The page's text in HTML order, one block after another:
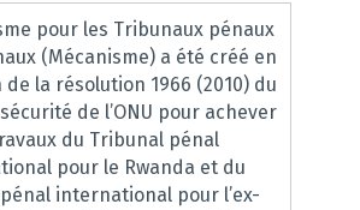
pour les Tribunaux pénaux
(Mécanisme) a été créé en
la résolution 1966 (2010) du
de l’ONU pour achever
du Tribunal pénal
pour le Rwanda et du
international pour l’ex-